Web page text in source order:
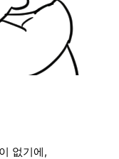
없기에,